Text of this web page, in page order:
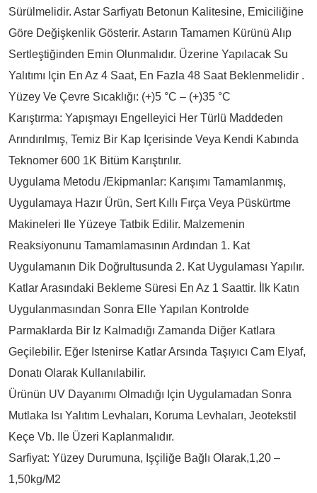
Sürülmelidir. Astar Sarfiyatı Betonun Kalitesine, Emiciliğine
Göre Değişkenlik Gösterir. Astarın Tamamen Kürünü Alıp
Sertleştiğinden Emin Olunmalıdır. Üzerine Yapılacak Su
Yalıtımı Için En Az 4 Saat, En Fazla 48 Saat Beklenmelidir .
Yüzey Ve Çevre Sıcaklığı: (+)5 °C – (+)35 °C
Karıştırma: Yapışmayı Engelleyici Her Türlü Maddeden
Arındırılmış, Temiz Bir Kap Içerisinde Veya Kendi Kabında
Teknomer 600 1K Bitüm Karıştırılır.
Uygulama Metodu /Ekipmanlar: Karışımı Tamamlanmış,
Uygulamaya Hazır Ürün, Sert Kıllı Fırça Veya Püskürtme
Makineleri Ile Yüzeye Tatbik Edilir. Malzemenin
Reaksiyonunu Tamamlamasının Ardından 1. Kat
Uygulamanın Dik Doğrultusunda 2. Kat Uygulaması Yapılır.
Katlar Arasındaki Bekleme Süresi En Az 1 Saattir. İlk Katın
Uygulanmasından Sonra Elle Yapılan Kontrolde
Parmaklarda Bir Iz Kalmadığı Zamanda Diğer Katlara
Geçilebilir. Eğer Istenirse Katlar Arsında Taşıyıcı Cam Elyaf,
Donatı Olarak Kullanılabilir.
Ürünün UV Dayanımı Olmadığı Için Uygulamadan Sonra
Mutlaka Isı Yalıtım Levhaları, Koruma Levhaları, Jeotekstil
Keçe Vb. Ile Üzeri Kaplanmalıdır.
Sarfiyat: Yüzey Durumuna, Işçiliğe Bağlı Olarak,1,20 –
1,50kg/m2